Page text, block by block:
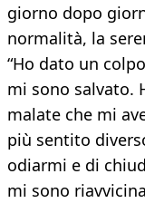
giorno dopo
normalità, la
“Ho dato un
mi sono salvato.
malate che mi
più sentito
odiarmi e di
mi sono